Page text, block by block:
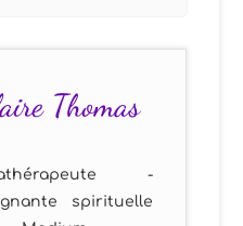
Thomas
-
spirituelle